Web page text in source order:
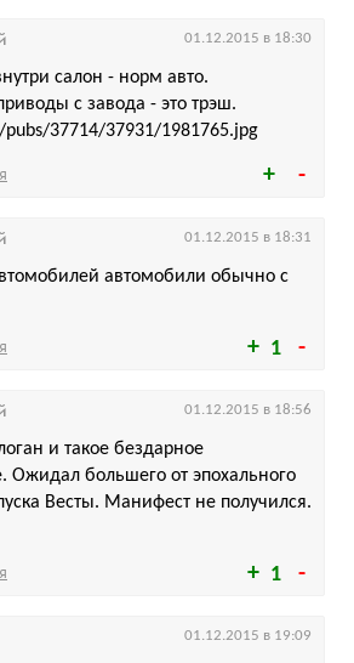
салон - норм авто.
с завода - это трэш.
37714/37931/1981765.jpg
01.12.2015 в 18:30
1
автомобили обычно с
01.12.2015 в 18:31
1
и такое бездарное
Ожидал большего от эпохального
Весты. Манифест не получился.
01.12.2015 в 18:56
01.12.2015 в 19:09